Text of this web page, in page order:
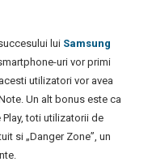
lui Samsung
uri vor primi
utilizatori vor avea
Un alt bonus este ca
toti utilizatorii de
si „Danger Zone”, un